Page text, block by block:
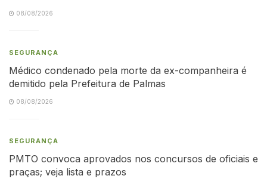
08/08/2026
SEGURANÇA
Médico condenado pela morte da ex-companheira é
demitido pela Prefeitura de Palmas
08/08/2026
SEGURANÇA
PMTO convoca aprovados nos concursos de oficiais e
praças; veja lista e prazos